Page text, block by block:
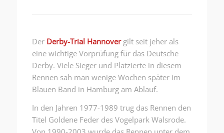
Der Derby-Trial Hannovergilt seit jeher als
eine wichtige Vorprüfung für das Deutsche
Derby. Viele Sieger und Platzierte in diesem
Rennen sah man wenige Wochen später im
Blauen Band in Hamburg am Ablauf.
In den Jahren 1977-1989 trug das Rennen den
Titel Goldene Feder des Vogelpark Walsrode.